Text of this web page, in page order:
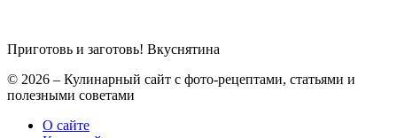
Приготовь и заготовь! Вкуснятина
© 2026 – Кулинарный сайт с фото-рецептами, статьями и
полезными советами
О сайте